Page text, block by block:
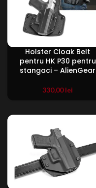
Holster Cloak Belt
pentru HK P30 pentru
stangaci – AlienGear
330,00lei